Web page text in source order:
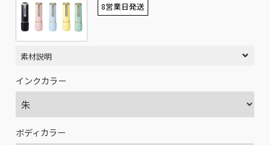
8営業日発送
素材説明
インクカラー
ボディカラー